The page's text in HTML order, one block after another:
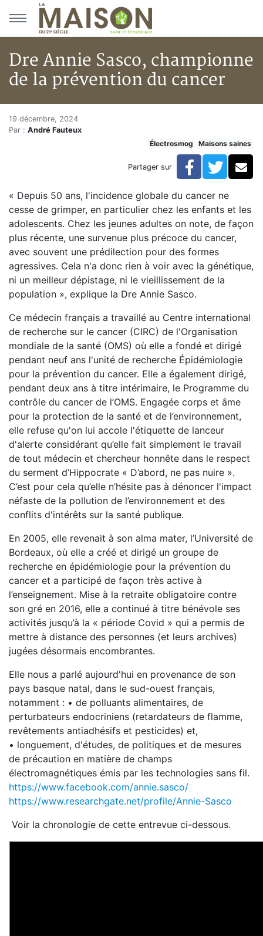
Aller au menu principal
Aller au contenu principal
Dre Annie Sasco, championne
de la prévention du cancer
Accueil
Articles
Hypersensibilités environnementales
Dre Annie Sasco, championne de la prévention du
Dre Annie Sasco,
19 décembre, 2024
Par : André Fauteux
Électrosmog
Maisons saines
Partager sur Facebook
« Depuis 50 ans, l'incidence globale du cancer ne
cesse de grimper, en particulier chez les enfants et les
adolescents. Chez les jeunes adultes on note, de façon
plus récente, une survenue plus précoce du cancer,
avec souvent une prédilection pour des formes
agressives. Cela n'a donc rien à voir avec la génétique,
ni un meilleur dépistage, ni le vieillissement de la
population », explique la Dre Annie Sasco.
Ce médecin français a travaillé au Centre international
de recherche sur le cancer (CIRC) de l'Organisation
mondiale de la santé (OMS) où elle a fondé et dirigé
pendant neuf ans l'unité de recherche Épidémiologie
pour la prévention du cancer. Elle a également dirigé,
pendant deux ans à titre intérimaire, le Programme du
contrôle du cancer de l’OMS. Engagée corps et âme
pour la protection de la santé et de l’environnement,
elle refuse qu'on lui accole l'étiquette de lanceur
d'alerte considérant qu’elle fait simplement le travail
de tout médecin et chercheur honnête dans le respect
du serment d’Hippocrate « D’abord, ne pas nuire ».
C’est pour cela qu’elle n’hésite pas à dénoncer l'impact
néfaste de la pollution de l’environnement et des
conflits d'intérêts sur la santé publique.
En 2005, elle revenait à son alma mater, l’Université de
Bordeaux, où elle a créé et dirigé un groupe de
recherche en épidémiologie pour la prévention du
cancer et a participé de façon très active à
l’enseignement. Mise à la retraite obligatoire contre
son gré en 2016, elle a continué à titre bénévole ses
activités jusqu’à la « période Covid » qui a permis de
mettre à distance des personnes (et leurs archives)
jugées désormais encombrantes.
Elle nous a parlé aujourd'hui en provenance de son
pays basque natal, dans le sud-ouest français,
notamment : • de polluants alimentaires, de
perturbateurs endocriniens (retardateurs de flamme,
revêtements antiadhésifs et pesticides) et,
• longuement, d'études, de politiques et de mesures
de précaution en matière de champs
électromagnétiques émis par les technologies sans fil.
https://www.facebook.com/annie.sasco/
https://www.researchgate.net/profile/Annie-Sasco
Voir la chronologie de cette entrevue ci-dessous.